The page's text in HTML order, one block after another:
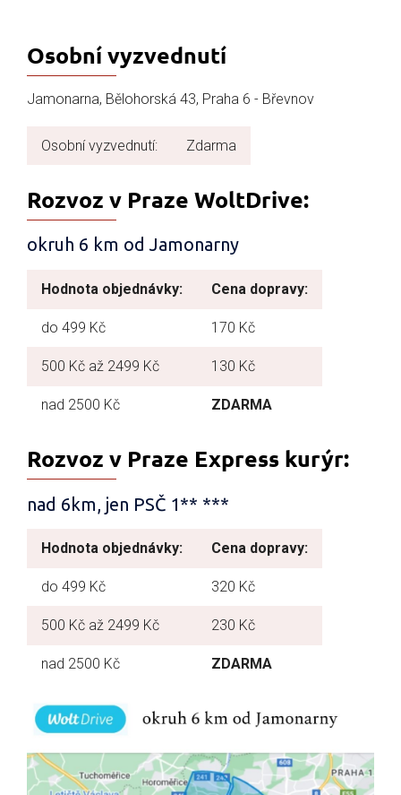
Osobní vyzvednutí
Jamonarna, Bělohorská 43, Praha 6 - Břevnov
Osobní vyzvednutí: Zdarma
Rozvoz v Praze WoltDrive:
okruh 6 km od Jamonarny
Hodnota objednávky: Cena dopravy:
do 499 Kč 170 Kč
500 Kč až 2499 Kč 130 Kč
nad 2500 Kč ZDARMA
Rozvoz v Praze Express kurýr:
nad 6km, jen PSČ 1** ***
Hodnota objednávky: Cena dopravy:
do 499 Kč 320 Kč
500 Kč až 2499 Kč 230 Kč
nad 2500 Kč ZDARMA